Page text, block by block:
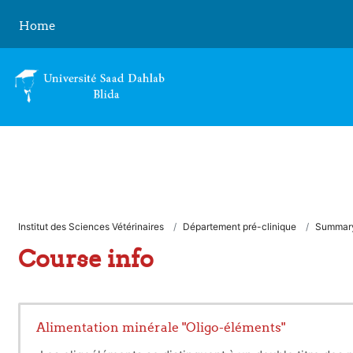
Home
Institut des Sciences Vétérinaires Département pré-clinique
Course info
Alimentation minérale "Oligo-éléments"